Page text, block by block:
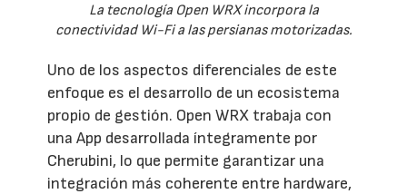
La tecnología Open WRX incorpora la
conectividad Wi-Fi a las persianas motorizadas.
Uno de los aspectos diferenciales de este
enfoque es el desarrollo de un ecosistema
propio de gestión. Open WRX trabaja con
una App desarrollada íntegramente por
Cherubini, lo que permite garantizar una
integración más coherente entre hardware,